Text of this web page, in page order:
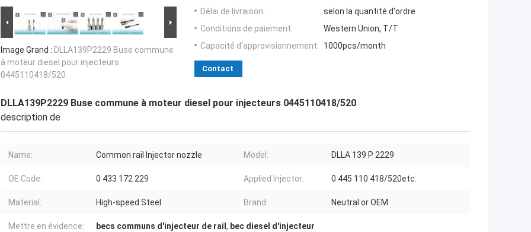
Image Grand : DLLA139P2229 Buse commune
à moteur diesel pour injecteurs
0445110418/520
Délai de livraison:
selon la quantité d'ordre
Conditions de paiement:
Western Union, T/T
Capacité d'approvisionnement:
1000pcs/month
Contact
DLLA139P2229 Buse commune à moteur diesel pour injecteurs 0445110418/520
description de
Name: Common rail Injector nozzle Model: DLLA 139 P 2229
OE Code: 0 433 172 229 Applied Injector: 0 445 110 418/520etc.
Material: High-speed Steel Brand: Neutral or OEM
Mettre en évidence: becs communs d'injecteur de rail , bec diesel d'injecteur